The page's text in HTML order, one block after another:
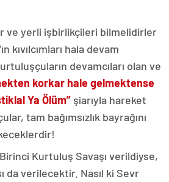
ve yerli işbirlikçileri bilmelidirler
kıvılcımları hala devam
devamcıları olan ve
korkar hale gelmektense
Ya Ölüm” şiarıyla hareket
tam bağımsızlık bayrağını
Kurtuluş Savaşı verildiyse,
da verilecektir. Nasıl ki Sevr